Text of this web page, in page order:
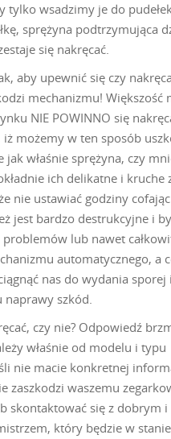
tylko wsadzimy je do
sprężyna podtrzymująca
się nakręcać.
aby upewnić się czy
mechanizmu! Większość
NIE POWINNO się
możemy w ten sposób
jak właśnie sprężyna, czy
ich delikatne i kruche
nie ustawiać godziny cofając
jest bardzo destrukcyjne i
lub nawet
automatycznego, a
nas do wydania sporej
naprawy szkód.
czy nie? Odpowiedź
właśnie od modelu i typu
nie macie konkretnej
zaszkodzi waszemu
skontaktować się z dobrym i
który będzie w